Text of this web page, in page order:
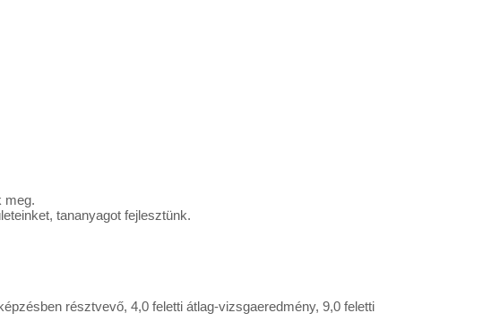
meg.
tananyagot fejlesztünk.
résztvevő, 4,0 feletti átlag-vizsgaeredmény, 9,0 feletti